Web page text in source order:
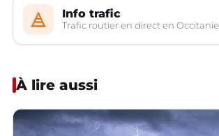
Info trafic
Trafic routier en direct en Occitanie
À lire aussi